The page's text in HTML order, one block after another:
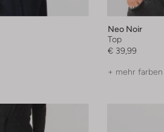
Neo Noir
Top
€ 39,99
+ mehr farben